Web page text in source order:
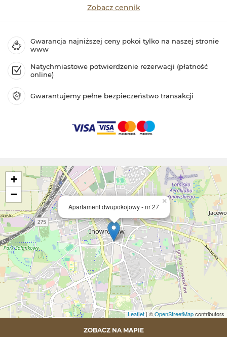
Zobacz cennik
Gwarancja najniższej ceny pokoi tylko na naszej stronie
www
Natychmiastowe potwierdzenie rezerwacji (płatność
online)
Gwarantujemy pełne bezpieczeństwo transakcji
Apartament dwupokojowy - nr 27
×
+
−
Leaflet| ©OpenStreetMapcontributors
ZOBACZ NA MAPIE